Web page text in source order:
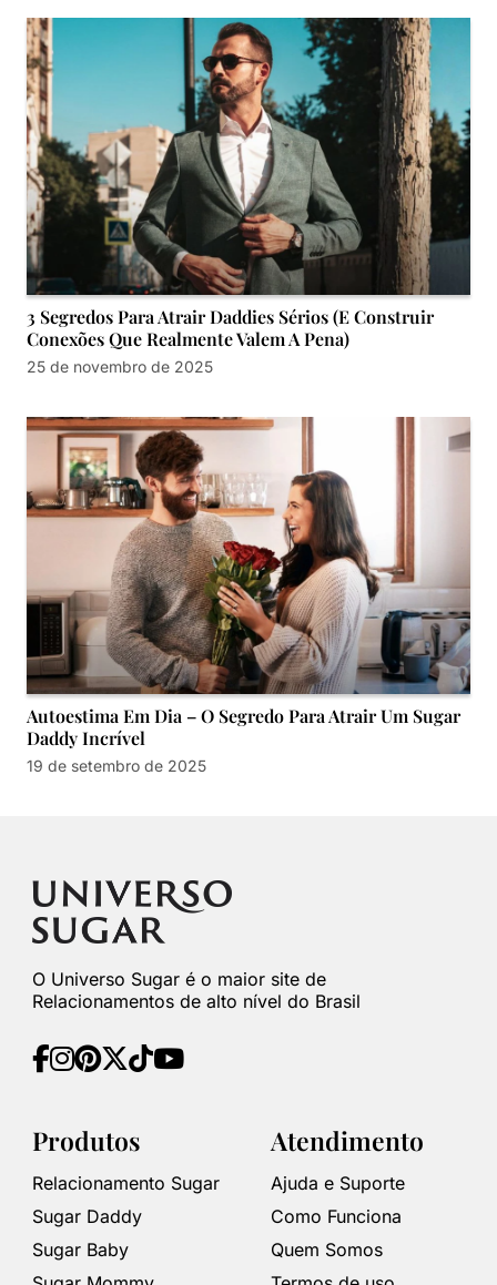
3 Segredos Para Atrair Daddies Sérios (E Construir
Conexões Que Realmente Valem A Pena)
25 de novembro de 2025
Autoestima Em Dia – O Segredo Para Atrair Um Sugar
Daddy Incrível
19 de setembro de 2025
O Universo Sugar é o maior site de
Relacionamentos de alto nível do Brasil
Produtos
Relacionamento Sugar
Sugar Daddy
Sugar Baby
Atendimento
Ajuda e Suporte
Como Funciona
Quem Somos